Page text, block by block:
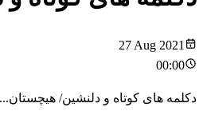
27 Aug 2021
00:00
دکلمه های کوتاه و دلنشین/